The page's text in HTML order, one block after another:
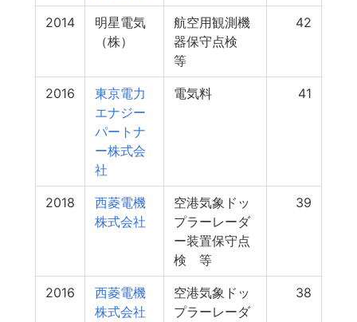
2014
明星電気
（株）
航空用観測機
器保守点検
等
42
2016
東京電力
エナジー
パートナ
ー株式会
社
電気料 41
2018
西菱電機
株式会社
空港気象ドッ
プラーレーダ
ー装置保守点
検 等
39
2016
西菱電機
株式会社
空港気象ドッ
プラーレーダ
38